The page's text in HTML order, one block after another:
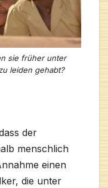
sie früher unter
leiden gehabt?
der
menschlich
einen
die unter